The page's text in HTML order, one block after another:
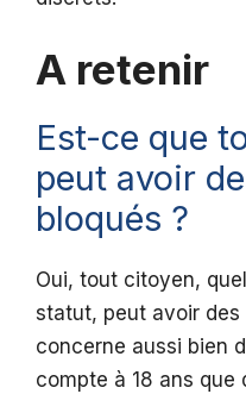
A retenir
Est-ce que
peut avoir
bloqués ?
Oui, tout citoyen,
statut, peut avoir des
concerne aussi bien
compte à 18 ans que